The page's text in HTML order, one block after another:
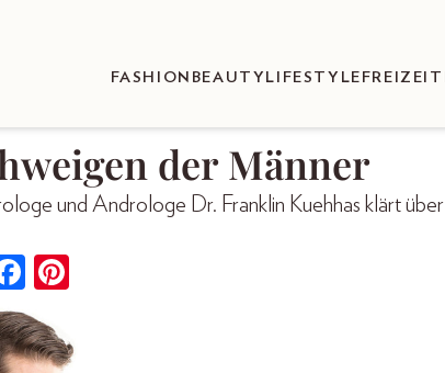
FASHION BEAUTY LIFESTYLE FREIZEIT
der Männer
und Androloge Dr. Franklin Kuehhas klärt über